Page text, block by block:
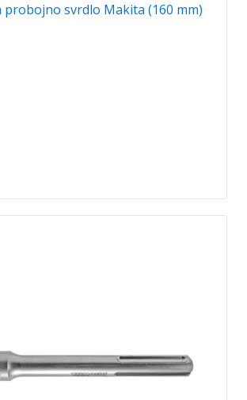
probojno svrdlo Makita (160 mm)